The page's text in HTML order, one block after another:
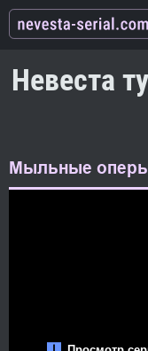
Невеста
Мыльные